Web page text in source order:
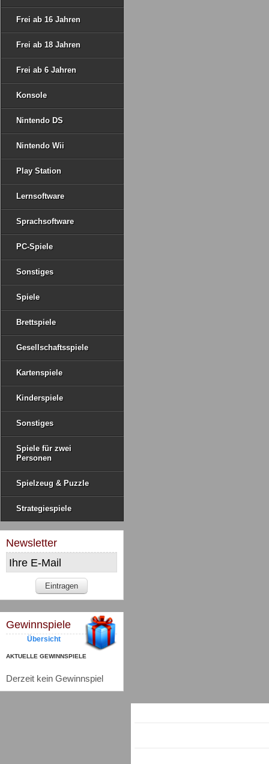
Frei ab 16 Jahren
Frei ab 18 Jahren
Frei ab 6 Jahren
Konsole
Nintendo DS
Nintendo Wii
Play Station
Lernsoftware
Sprachsoftware
PC-Spiele
Sonstiges
Spiele
Brettspiele
Gesellschaftsspiele
Kartenspiele
Kinderspiele
Sonstiges
Spiele für zwei
Personen
Spielzeug & Puzzle
Strategiespiele
Newsletter
Gewinnspiele
Übersicht
AKTUELLE GEWINNSPIELE
Derzeit kein Gewinnspiel